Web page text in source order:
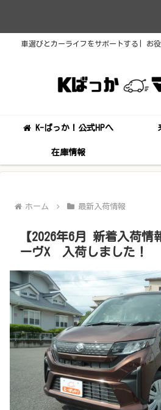
車選びとカーライフをサポートする| お役
K-ばっか！公式HPへ
在庫情報
ホーム 最新入荷情報
【2026年6月 新着入荷
ーヴX 入荷しました！